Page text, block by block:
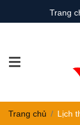
Trang
Trang chủ Lịch